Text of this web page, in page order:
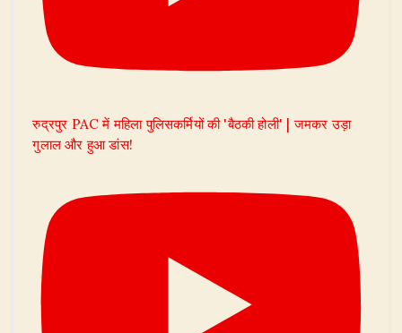
रुद्रपुर PAC में महिला पुलिसकर्मियों की 'बैठकी होली' | जमकर उड़ा
गुलाल और हुआ डांस!